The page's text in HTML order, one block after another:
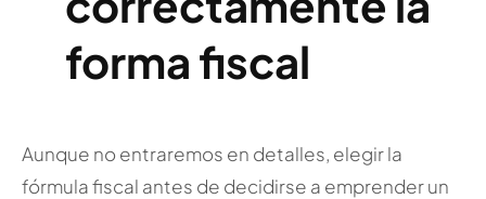
forma fiscal
Aunque no entraremos en detalles, elegir la
fórmula fiscal antes de decidirse a emprender un